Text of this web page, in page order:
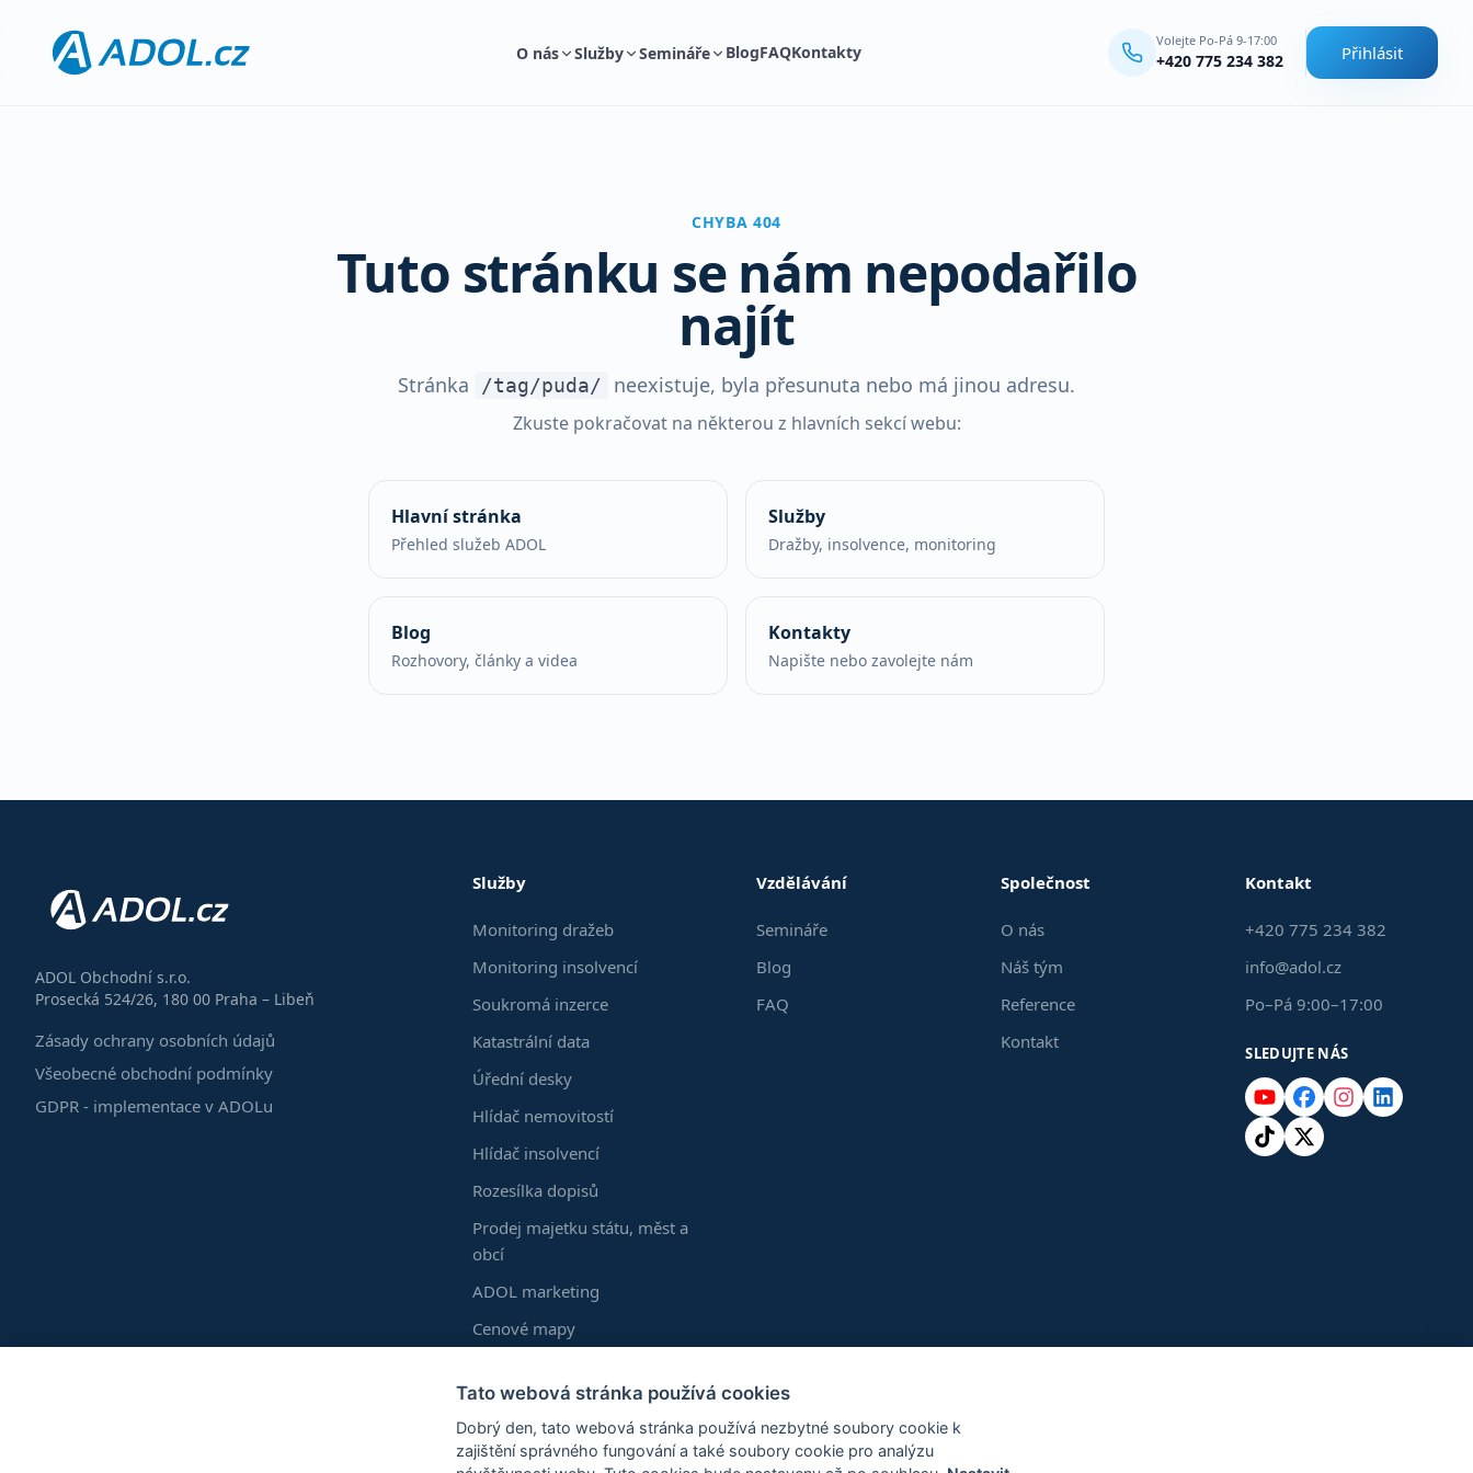
O nás Služby Semináře BlogFAQKontakty
Volejte Po-Pá 9-17:00
+420 775 234 382 Přihlásit
CHYBA 404
Tuto stránku se nám nepodařilo
najít
Stránka /tag/puda/ neexistuje, byla přesunuta nebo má jinou adresu.
Zkuste pokračovat na některou z hlavních sekcí webu:
Hlavní stránka
Přehled služeb ADOL
Služby
Dražby, insolvence, monitoring
Blog
Rozhovory, články a videa
Kontakty
Napište nebo zavolejte nám
ADOL Obchodní s.r.o.
Prosecká 524/26, 180 00 Praha – Libeň
Zásady ochrany osobních údajů
Všeobecné obchodní podmínky
GDPR - implementace v ADOLu
Služby
Monitoring dražeb
Monitoring insolvencí
Soukromá inzerce
Katastrální data
Úřední desky
Hlídač nemovitostí
Hlídač insolvencí
Rozesílka dopisů
Prodej majetku státu, měst a
obcí
ADOL marketing
Cenové mapy
Vlastní vrstvy
Rozšíření Chrome
Vzdělávání
Semináře
Blog
FAQ
Společnost
O nás
Náš tým
Reference
Kontakt
Kontakt
+420 775 234 382
info@adol.cz
Po–Pá 9:00–17:00
SLEDUJTE NÁS
YouTubeFacebook
Instagram
LinkedIn
TikTok
X
Tato webová stránka používá cookies
Dobrý den, tato webová stránka používá nezbytné soubory cookie k
zajištění správného fungování a také soubory cookie pro analýzu